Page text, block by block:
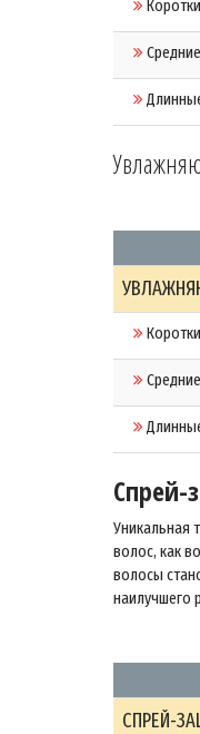
Спрей-
Уникальная
волос, как
волосы
наилучшего
СПРЕЙ-